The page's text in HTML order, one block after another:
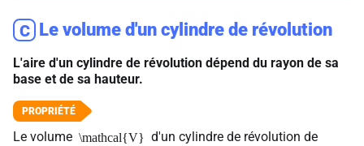
C Le volume d'un cylindre de révolution
L'aire d'un cylindre de révolution dépend du rayon de sa
base et de sa hauteur.
Le volume \mathcal{V} d'un cylindre de révolution de